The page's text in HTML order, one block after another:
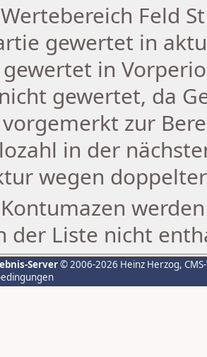
Wertebereich Feld
gewertet in
gewertet in
gewertet, da
vorgemerkt zur
in der
wegen
Kontumazen
der Liste nicht
Server© 2006-2026 Heinz Herzog,